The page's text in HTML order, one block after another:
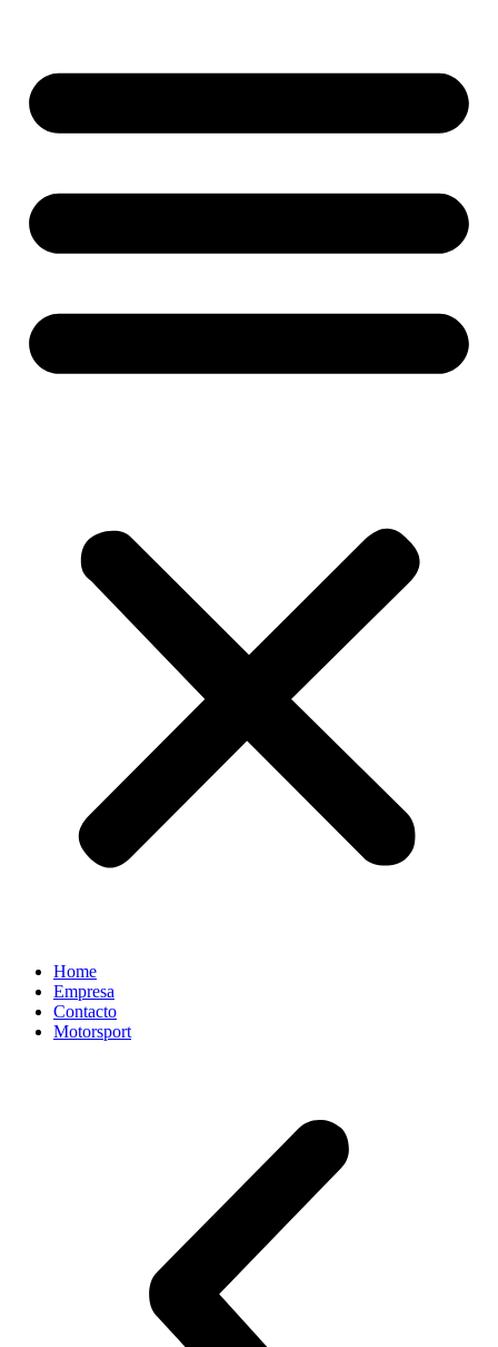
Home
Empresa
Contacto
Motorsport